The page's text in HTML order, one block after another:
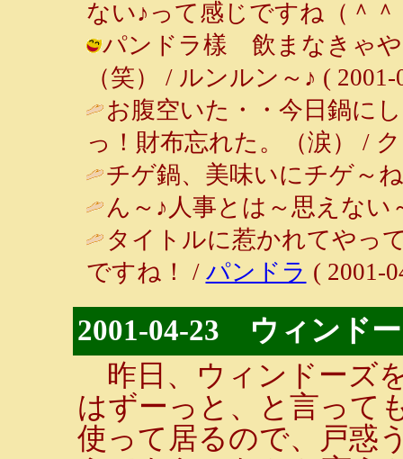
ない♪って感じですね（＾＾
パンドラ樣 飲まなきゃ
（笑） / ルンルン～♪ ( 2001-
お腹空いた・・今日鍋に
っ！財布忘れた。（涙） /
チゲ鍋、美味いにチゲ～
ん～♪人事とは～思えない
タイトルに惹かれてやっ
ですね！ / パンドラ ( 2001-
2001-04-23 ウィンド
昨日、ウィンドーズ
はずーっと、と言って
使って居るので、戸惑